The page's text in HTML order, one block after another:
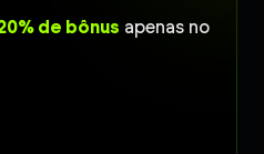
de bônus apenas no